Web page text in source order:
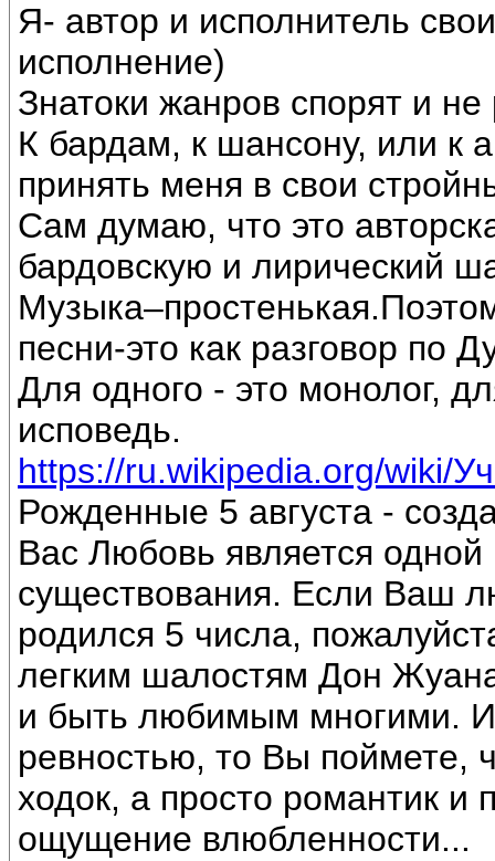
Я- автор и исполнитель
исполнение)
Знатоки жанров спорят и
К бардам, к шансону, или к
принять меня в свои
Сам думаю, что это
бардовскую и лирический
песни-это как разговор по
Для одного - это монолог,
исповедь.
https://ru.wikipedia.org/wiki/
Рожденные 5 августа -
Вас Любовь является
существования. Если Ваш
родился 5 числа,
легким шалостям Дон
и быть любимым многими.
ревностью, то Вы
ходок, а просто романтик и
ощущение влюбленности...